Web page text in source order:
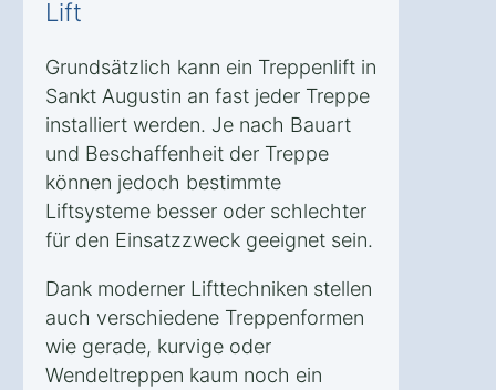
Lift
Grundsätzlich kann ein Treppenlift in
Sankt Augustin an fast jeder Treppe
installiert werden. Je nach Bauart
und Beschaffenheit der Treppe
können jedoch bestimmte
Liftsysteme besser oder schlechter
für den Einsatzzweck geeignet sein.
Dank moderner Lifttechniken stellen
auch verschiedene Treppenformen
wie gerade, kurvige oder
Wendeltreppen kaum noch ein